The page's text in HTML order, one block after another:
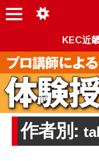
KEC近
作者別: